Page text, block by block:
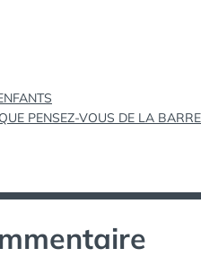
QUE PENSEZ-VOUS DE LA